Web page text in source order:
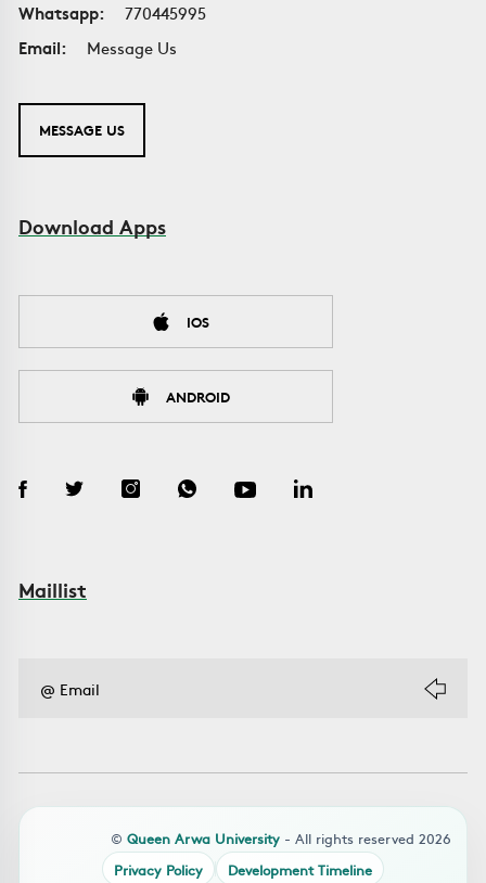
Whatsapp:
770445995
Email:
Message Us
MESSAGE US
Download Apps
IOS
ANDROID
Maillist
© Queen Arwa University - All rights reserved 2026
Privacy Policy
Development Timeline